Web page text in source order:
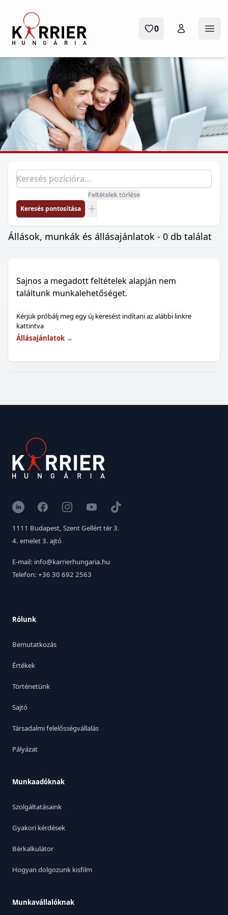
Karrier Hungária
0
Pozíció keresés
Feltételek törlése
Keresés pontosítása
Állások, munkák és állásajánlatok - 0 db találat
Sajnos a megadott feltételek alapján nem
találtunk munkalehetőséget.
Kérjük próbálj meg egy új keresést indítani az alábbi linkre
kattintva
Állásajánlatok →
LinkedInFacebookInstagramYouTubeTikTok
1111 Budapest, Szent Gellért tér 3.
4. emelet 3. ajtó
E-mail: info@karrierhungaria.hu
Telefon: +36 30 692 2563
Rólunk
Bemutatkozás
Értékek
Történetünk
Sajtó
Társadalmi felelősségvállalás
Pályázat
Munkaadóknak
Szolgáltatásaink
Gyakori kérdések
Bérkalkulátor
Hogyan dolgozunk kisfilm
Munkavállalóknak